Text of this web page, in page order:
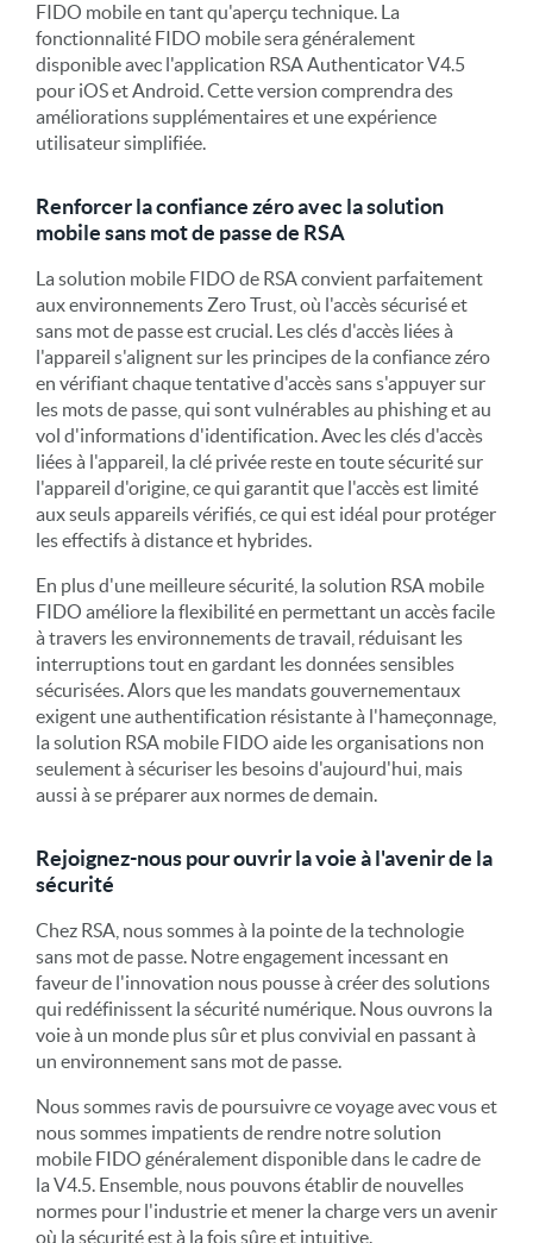
FIDO mobile en tant qu'aperçu technique. La
fonctionnalité FIDO mobile sera généralement
disponible avec l'application RSA Authenticator V4.5
pour iOS et Android. Cette version comprendra des
améliorations supplémentaires et une expérience
utilisateur simplifiée.
Renforcer la confiance zéro avec la solution
mobile sans mot de passe de RSA
La solution mobile FIDO de RSA convient parfaitement
aux environnements Zero Trust, où l'accès sécurisé et
sans mot de passe est crucial. Les clés d'accès liées à
l'appareil s'alignent sur les principes de la confiance zéro
en vérifiant chaque tentative d'accès sans s'appuyer sur
les mots de passe, qui sont vulnérables au phishing et au
vol d'informations d'identification. Avec les clés d'accès
liées à l'appareil, la clé privée reste en toute sécurité sur
l'appareil d'origine, ce qui garantit que l'accès est limité
aux seuls appareils vérifiés, ce qui est idéal pour protéger
les effectifs à distance et hybrides.
En plus d'une meilleure sécurité, la solution RSA mobile
FIDO améliore la flexibilité en permettant un accès facile
à travers les environnements de travail, réduisant les
interruptions tout en gardant les données sensibles
sécurisées. Alors que les mandats gouvernementaux
exigent une authentification résistante à l'hameçonnage,
la solution RSA mobile FIDO aide les organisations non
seulement à sécuriser les besoins d'aujourd'hui, mais
aussi à se préparer aux normes de demain.
Rejoignez-nous pour ouvrir la voie à l'avenir de la
sécurité
Chez RSA, nous sommes à la pointe de la technologie
sans mot de passe. Notre engagement incessant en
faveur de l'innovation nous pousse à créer des solutions
qui redéfinissent la sécurité numérique. Nous ouvrons la
voie à un monde plus sûr et plus convivial en passant à
un environnement sans mot de passe.
Nous sommes ravis de poursuivre ce voyage avec vous et
nous sommes impatients de rendre notre solution
mobile FIDO généralement disponible dans le cadre de
la V4.5. Ensemble, nous pouvons établir de nouvelles
normes pour l'industrie et mener la charge vers un avenir
où la sécurité est à la fois sûre et intuitive.